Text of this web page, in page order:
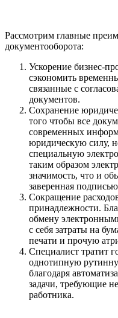
Рассмотрим главные
документооборота:
Ускорение бизнес-
сэкономить
связанные с
документов.
Сохранение
того чтобы все
современных
юридическую силу,
специальную
таким образом
значимость, что и
заверенная
Сокращение
принадлежности.
обмену
с себя затраты на
печати и прочую
Специалист тратит
однотипную
благодаря
задачи, требующие
работника.